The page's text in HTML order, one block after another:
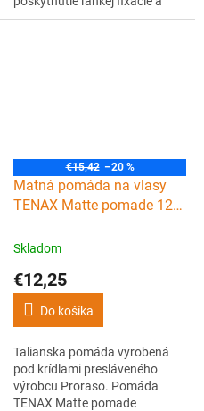
prirodzeného, ??matného
€15,42 –20 %
Matná pomáda na vlasy
TENAX Matte pomade 125
Skladom
€12,25
Do košíka
Talianska pomáda vyrobená
pod krídlami presláveného
výrobcu Proraso. Pomáda
TENAX Matte pomade